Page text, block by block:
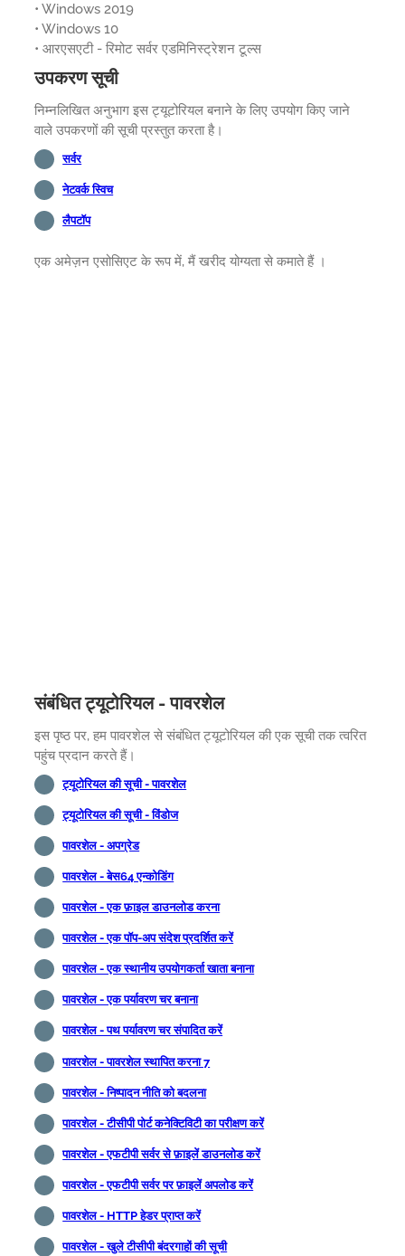
• Windows 2019
• Windows 10
• आरएसएटी - रिमोट सर्वर एडमिनिस्ट्रेशन टूल्स
उपकरण सूची
निम्नलिखित अनुभाग इस ट्यूटोरियल बनाने के लिए उपयोग किए जाने
वाले उपकरणों की सूची प्रस्तुत करता है।
सर्वर
नेटवर्क स्विच
लैपटॉप
एक अमेज़न एसोसिएट के रूप में, मैं खरीद योग्यता से कमाते हैं ।
संबंधित ट्यूटोरियल - पावरशेल
इस पृष्ठ पर, हम पावरशेल से संबंधित ट्यूटोरियल की एक सूची तक त्वरित
पहुंच प्रदान करते हैं।
ट्यूटोरियल की सूची - पावरशेल
ट्यूटोरियल की सूची - विंडोज
पावरशेल - अपग्रेड
पावरशेल - बेस64 एन्कोडिंग
पावरशेल - एक फ़ाइल डाउनलोड करना
पावरशेल - एक पॉप-अप संदेश प्रदर्शित करें
पावरशेल - एक स्थानीय उपयोगकर्ता खाता बनाना
पावरशेल - एक पर्यावरण चर बनाना
पावरशेल - पथ पर्यावरण चर संपादित करें
पावरशेल - पावरशेल स्थापित करना 7
पावरशेल - निष्पादन नीति को बदलना
पावरशेल - टीसीपी पोर्ट कनेक्टिविटी का परीक्षण करें
पावरशेल - एफटीपी सर्वर से फ़ाइलें डाउनलोड करें
पावरशेल - एफटीपी सर्वर पर फ़ाइलें अपलोड करें
पावरशेल - HTTP हेडर प्राप्त करें
पावरशेल - खुले टीसीपी बंदरगाहों की सूची